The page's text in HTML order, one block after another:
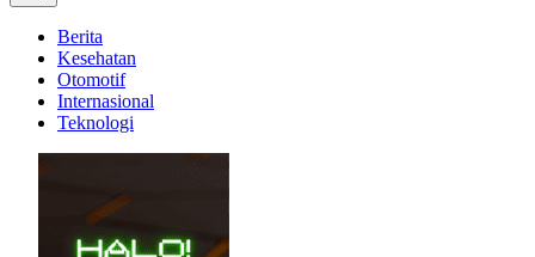
Berita
Kesehatan
Otomotif
Internasional
Teknologi